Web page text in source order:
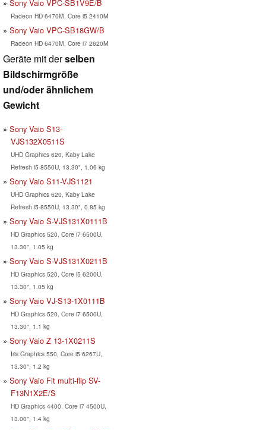
Sony Vaio VPC-SB1V9E/B
Radeon HD 6470M, Core i5 2410M
Sony Vaio VPC-SB18GW/B
Radeon HD 6470M, Core i7 2620M
Geräte mit derselben
Bildschirmgröße
und/oder ähnlichem
Gewicht
Sony Vaio S13-
VJS132X0511S
UHD Graphics 620, Kaby Lake
Refresh i5-8550U, 13.30", 1.06 kg
Sony Vaio S11-VJS1121
UHD Graphics 620, Kaby Lake
Refresh i5-8550U, 13.30", 0.85 kg
Sony Vaio S-VJS131X0111B
HD Graphics 520, Core i7 6500U,
13.30", 1.05 kg
Sony Vaio S-VJS131X0211B
HD Graphics 520, Core i5 6200U,
13.30", 1.05 kg
Sony Vaio VJ-S13-1X0111B
HD Graphics 520, Core i7 6500U,
13.30", 1.1 kg
Sony Vaio Z 13-1X0211S
Iris Graphics 550, Core i5 6267U,
13.30", 1.2 kg
Sony Vaio Fit multi-flip SV-
F13N1X2E/S
HD Graphics 4400, Core i7 4500U,
13.00", 1.4 kg